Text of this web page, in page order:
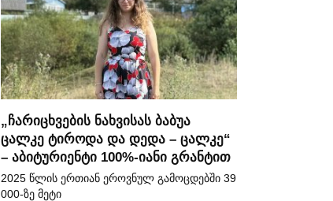
„ჩარიცხვების ნახვისას ბაბუა
ცალკე ტიროდა და დედა – ცალკე“
– აბიტურიენტი 100%-იანი გრანტით
2025 წლის ერთიან ეროვნულ გამოცდებში 39
000-ზე მეტი